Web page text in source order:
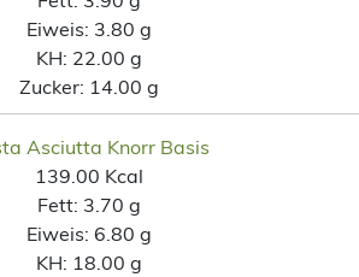
Eiweis: 3.80 g
KH: 22.00 g
Zucker: 14.00 g
Asciutta Knorr Basis
139.00 Kcal
Fett: 3.70 g
Eiweis: 6.80 g
KH: 18.00 g